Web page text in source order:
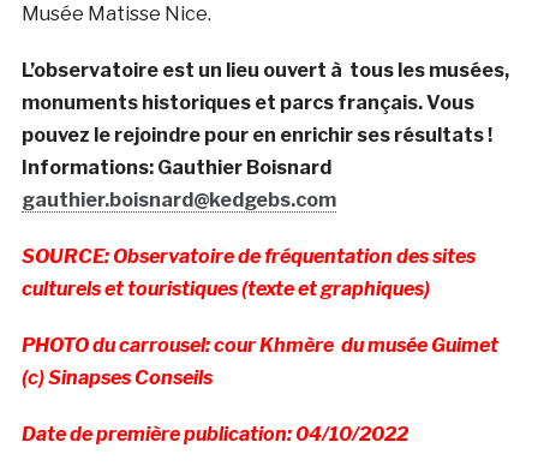
Musée Matisse Nice.
L’observatoire est un lieu ouvert à tous les musées,
monuments historiques et parcs français. Vous
pouvez le rejoindre pour en enrichir ses résultats !
Informations: Gauthier Boisnard
gauthier.boisnard@kedgebs.com
SOURCE: Observatoire de fréquentation des sites
culturels et touristiques (texte et graphiques)
PHOTO du carrousel: cour Khmèredu musée Guimet
(c) Sinapses Conseils
Date de première publication: 04/10/2022